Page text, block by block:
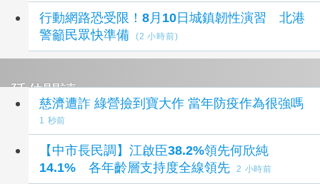
行動網路恐受限！8月10日城鎮韌性演習 北港
警籲民眾快準備
(2 小時前)
延伸閱讀
慈濟遭詐 綠營撿到寶大作 當年防疫作為很強嗎
1 秒前
【中市長民調】江啟臣38.2%領先何欣純
14.1% 各年齡層支持度全線領先
2 小時前